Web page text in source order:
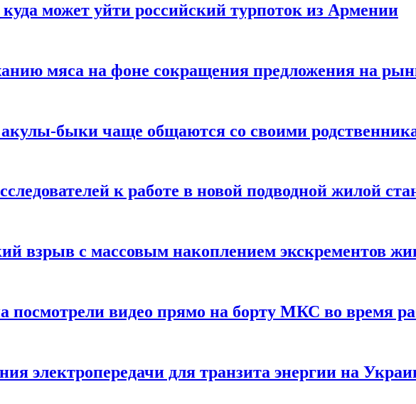
может уйти российский турпоток из Армении
мяса на фоне сокращения предложения на
быки чаще общаются со своими
к работе в новой подводной жилой
взрыв с массовым накоплением экскрементов
посмотрели видео прямо на борту МКС во время
электропередачи для транзита энергии на